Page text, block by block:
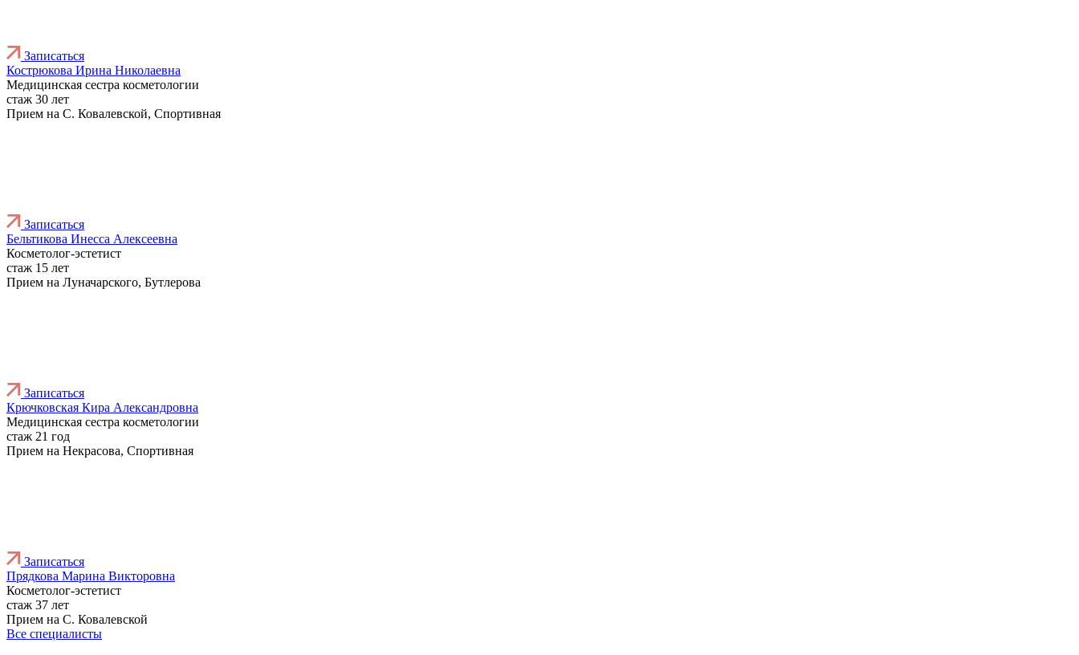
Записаться
Кострюкова Ирина Николаевна
Медицинская сестра косметологии
стаж 30 лет
Прием на С. Ковалевской, Спортивная
Записаться
Бельтикова Инесса Алексеевна
Косметолог-эстетист
стаж 15 лет
Прием на Луначарского, Бутлерова
Записаться
Крючковская Кира Александровна
Медицинская сестра косметологии
стаж 21 год
Прием на Некрасова, Спортивная
Записаться
Прядкова Марина Викторовна
Косметолог-эстетист
стаж 37 лет
Прием на С. Ковалевской
Все специалисты